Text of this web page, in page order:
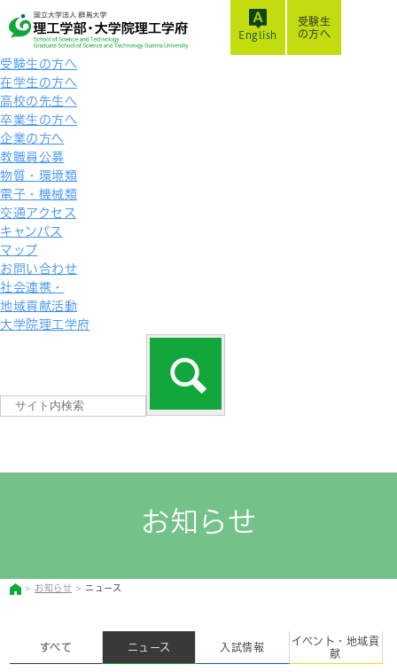
受験生
の方へ
受験生の方へ
在学生の方へ
高校の先生へ
卒業生の方へ
企業の方へ
教職員公募
物質・環境類
電子・機械類
交通アクセス
キャンパス
マップ
お問い合わせ
社会連携・
地域貢献活動
大学院理工学府
English
お知らせ
お知らせ ニュース
すべて ニュース 入試情報
イベント・地域貢
献